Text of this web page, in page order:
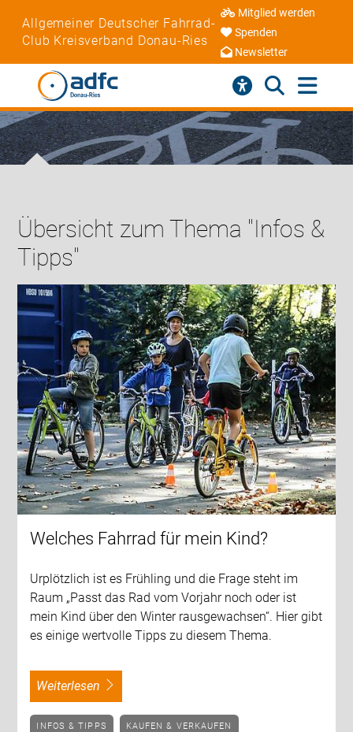
Allgemeiner Deutscher Fahrrad-
Club Kreisverband Donau-Ries
Mitglied werden
Spenden
Newsletter
Übersicht zum Thema "Infos &
Tipps"
Welches Fahrrad für mein Kind?
Urplötzlich ist es Frühling und die Frage steht im
Raum „Passt das Rad vom Vorjahr noch oder ist
mein Kind über den Winter rausgewachsen“. Hier gibt
es einige wertvolle Tipps zu diesem Thema.
weiterlesen
INFOS & TIPPS KAUFEN & VERKAUFEN